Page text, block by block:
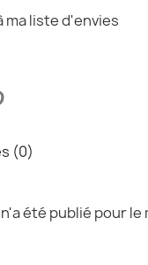
ma liste d'envies
(0)
été publié pour le